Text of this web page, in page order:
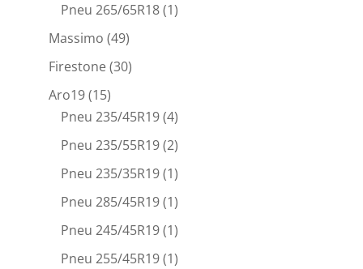
Pneu 265/65R18(1)
Massimo (49)
Firestone(30)
Aro19(15)
Pneu 235/45R19(4)
Pneu 235/55R19(2)
Pneu 235/35R19(1)
Pneu 285/45R19(1)
Pneu 245/45R19(1)
Pneu 255/45R19(1)